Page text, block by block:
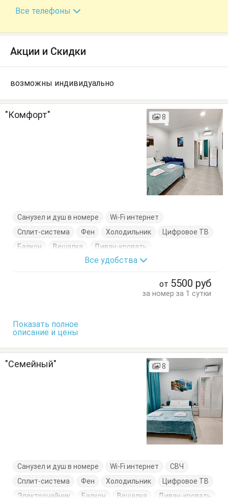
+7 (940) 991-28-01
Все телефоны
Акции и Скидки
возможны индивидуально
"Комфорт" 8
Санузел и душ в номере
Wi-Fi интернет
Сплит-система
Фен Холодильник
Цифровое ТВ
Балкон
Вешалка
Диван-кровать
Кровать двуспальная
Тумбочки
Все удобства
от 5500 руб
за номер за 1 сутки
Показать полное
описание и цены
"Семейный" 8
Санузел и душ в номере Wi-Fi интернет
СВЧ
Сплит-система
Фен Холодильник
Цифровое ТВ
Электрочайник
Балкон Вешалка
Диван-кровать